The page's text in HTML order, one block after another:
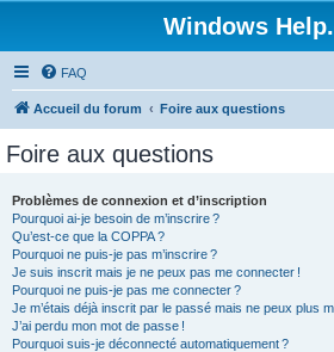
Windows
FAQ
Accueil du forum Foire aux questions
Foire aux questions
Problèmes de connexion et d’inscription
Pourquoi ai-je besoin de m’inscrire ?
Qu’est-ce que la COPPA ?
Pourquoi ne puis-je pas m’inscrire ?
Je suis inscrit mais je ne peux pas me connecter !
Pourquoi ne puis-je pas me connecter ?
Je m’étais déjà inscrit par le passé mais ne peux plus
J’ai perdu mon mot de passe !
Pourquoi suis-je déconnecté automatiquement ?